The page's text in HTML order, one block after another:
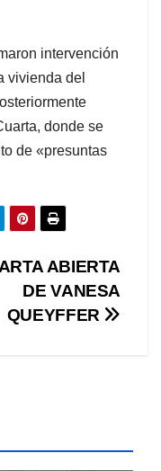
intervención
vivienda del
donde se
de «presuntas
ABIERTA
DE VANESA
QUEYFFER